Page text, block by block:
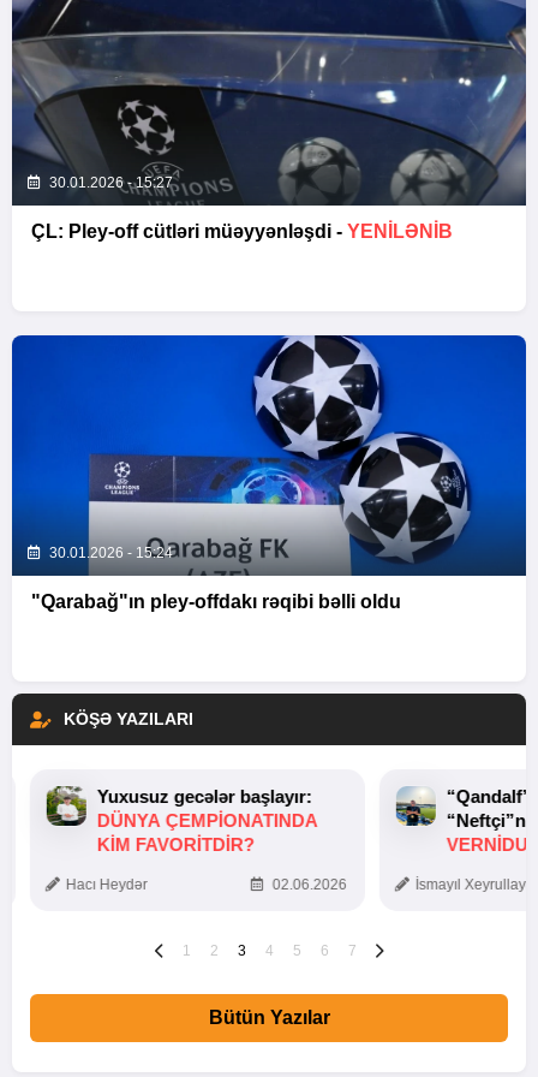
30.01.2026 - 15:27
ÇL: Pley-off cütləri müəyyənləşdi - YENİLƏNİB
30.01.2026 - 15:24
"Qarabağ"ın pley-offdakı rəqibi bəlli oldu
KÖŞƏ YAZILARI
Yuxusuz gecələr başlayır:
DÜNYA ÇEMPIONATINDA
KIM FAVORITDIR?
Hacı Heydər 02.06.2026 İsmayıl
1 2 3 4 5 6 7
Bütün Yazılar